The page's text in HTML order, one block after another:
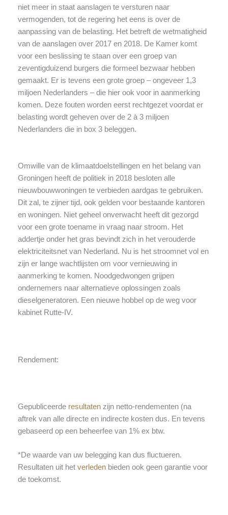
niet meer in staat aanslagen te versturen naar
vermogenden, tot de regering het eens is over de
aanpassing van de belasting. Het betreft de wetmatigheid
van de aanslagen over 2017 en 2018. De Kamer komt
voor een beslissing te staan over een groep van
zeventigduizend burgers die formeel bezwaar hebben
gemaakt. Er is tevens een grote groep – ongeveer 1,3
miljoen Nederlanders – die hier ook voor in aanmerking
komen. Deze fouten worden eerst rechtgezet voordat er
belasting wordt geheven over de 2 à 3 miljoen
Nederlanders die in box 3 beleggen.
Omwille van de klimaatdoelstellingen en het belang van
Groningen heeft de politiek in 2018 besloten alle
nieuwbouwwoningen te verbieden aardgas te gebruiken.
Dit zal, te zijner tijd, ook gelden voor bestaande kantoren
en woningen. Niet geheel onverwacht heeft dit gezorgd
voor een grote toename in vraag naar stroom. Het
addertje onder het gras bevindt zich in het verouderde
elektriciteitsnet van Nederland. Nu is het stroomnet vol en
zijn er lange wachtlijsten om voor vernieuwing in
aanmerking te komen. Noodgedwongen grijpen
ondernemers naar alternatieve oplossingen zoals
dieselgeneratoren. Een nieuwe hobbel op de weg voor
kabinet Rutte-IV.
Rendement:
Gepubliceerde resultatenzijn netto-rendementen (na
aftrek van alle directe en indirecte kosten dus. En tevens
gebaseerd op een beheerfee van 1% ex btw.
*De waarde van uw belegging kan dus fluctueren.
Resultaten uit het verledenbieden ook geen garantie voor
de toekomst.